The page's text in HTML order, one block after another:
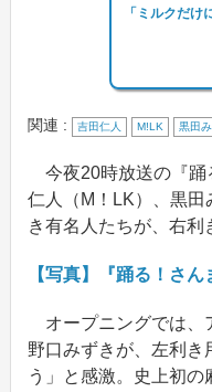
「ミルクだ
関連 : 吉田仁人 M!LK 黒田
今夜20時放送の『踊
仁人（M！LK）、黒田
き有名人たちが、右利
【写真】『踊る！さ
オープニングでは、
野口みずきが、左利き
う」と感激。史上初